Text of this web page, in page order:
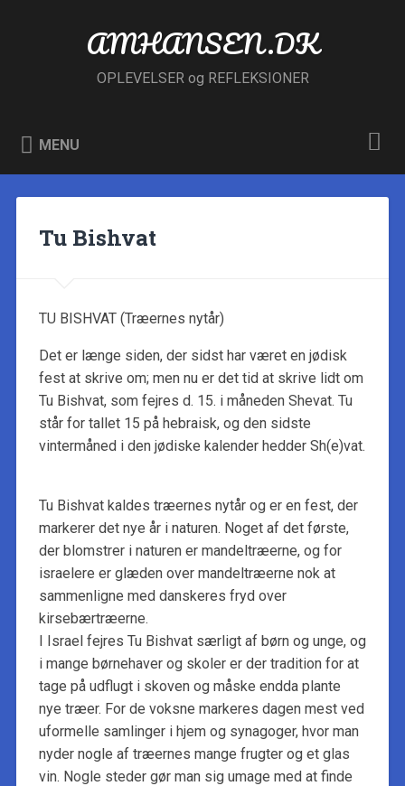
AMHANSEN.DK
OPLEVELSER og REFLEKSIONER
MENU
Tu Bishvat
TU BISHVAT (Træernes nytår)
Det er længe siden, der sidst har været en jødisk
fest at skrive om; men nu er det tid at skrive lidt om
Tu Bishvat, som fejres d. 15. i måneden Shevat. Tu
står for tallet 15 på hebraisk, og den sidste
vintermåned i den jødiske kalender hedder Sh(e)vat.
Tu Bishvat kaldes træernes nytår og er en fest, der
markerer det nye år i naturen. Noget af det første,
der blomstrer i naturen er mandeltræerne, og for
israelere er glæden over mandeltræerne nok at
sammenligne med danskeres fryd over
kirsebærtræerne.
I Israel fejres Tu Bishvat særligt af børn og unge, og
i mange børnehaver og skoler er der tradition for at
tage på udflugt i skoven og måske endda plante
nye træer. For de voksne markeres dagen mest ved
uformelle samlinger i hjem og synagoger, hvor man
nyder nogle af træernes mange frugter og et glas
vin. Nogle steder gør man sig umage med at finde